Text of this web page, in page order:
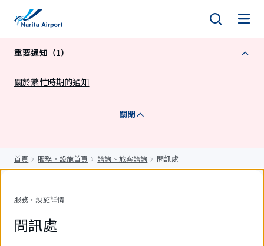
重要通知（1）
關於繁忙時期的通知
關閉
首頁 服務・設施首頁 諮詢、旅客諮詢 問訊處
服務・設施詳情
問訊處